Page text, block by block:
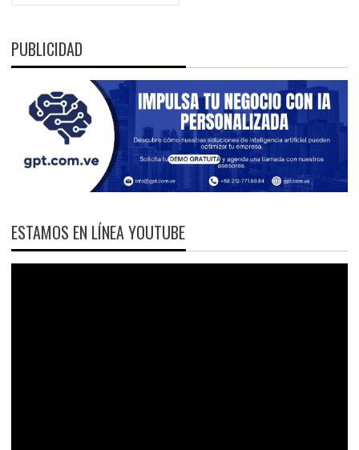
PUBLICIDAD
ESTAMOS EN LÍNEA YOUTUBE